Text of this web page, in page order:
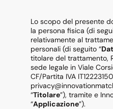
Lo scopo del presente
la persona fisica (di
relativamente al
personali (di seguito “
titolare del trattamento,
sede legale in Viale
CF/Partita IVA
“Titolare”), tramite e
“Applicazione”).